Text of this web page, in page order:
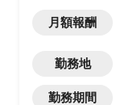
月額報酬
勤務地
勤務期間